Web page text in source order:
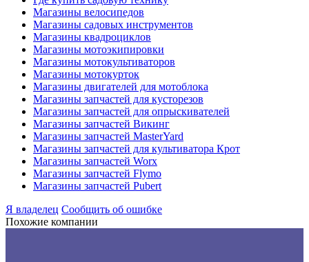
Магазины велосипедов
Магазины садовых инструментов
Магазины квадроциклов
Магазины мотоэкипировки
Магазины мотокультиваторов
Магазины мотокурток
Магазины двигателей для мотоблока
Магазины запчастей для кусторезов
Магазины запчастей для опрыскивателей
Магазины запчастей Викинг
Магазины запчастей MasterYard
Магазины запчастей для культиватора Крот
Магазины запчастей Worx
Магазины запчастей Flymo
Магазины запчастей Pubert
Я владелец Сообщить об ошибке
Похожие компании